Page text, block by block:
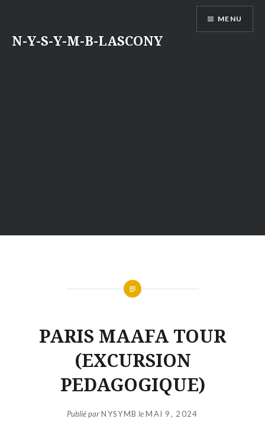
contenu
N-Y-S-Y-M-B-LASCONY
MENU
PARIS MAAFA TOUR
(EXCURSION
PEDAGOGIQUE)
Publié parNYSYMB leMAI 9, 2024